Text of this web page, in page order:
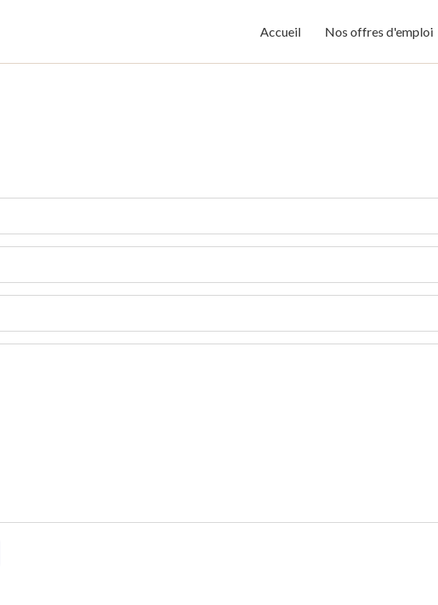
Accueil Nos offres d'emploi